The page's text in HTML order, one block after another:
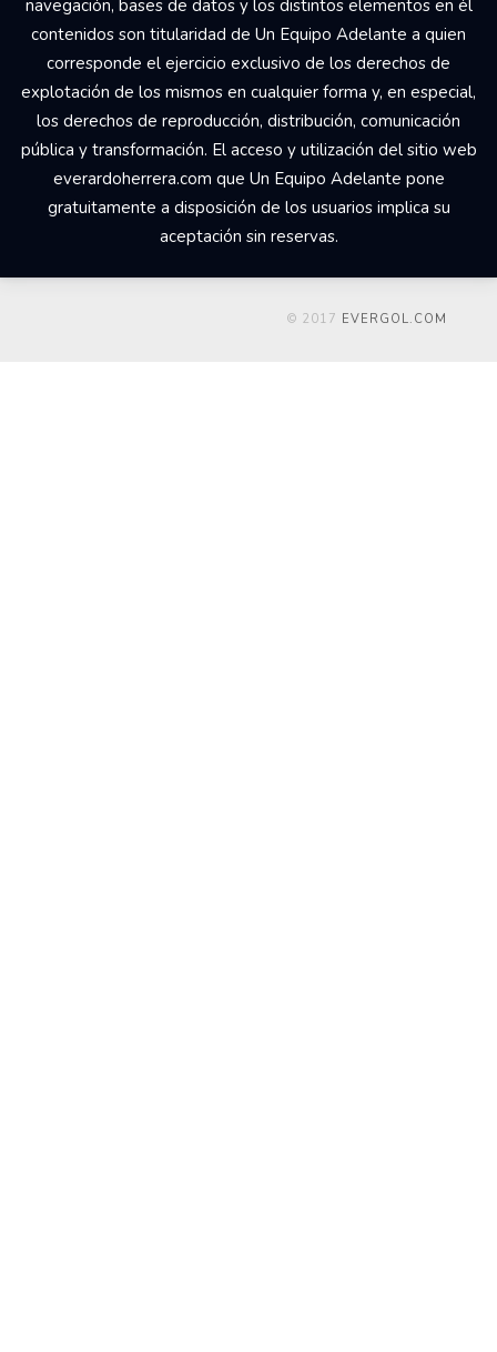
navegación, bases de datos y los distintos elementos en él
contenidos son titularidad de Un Equipo Adelante a quien
corresponde el ejercicio exclusivo de los derechos de
explotación de los mismos en cualquier forma y, en especial,
los derechos de reproducción, distribución, comunicación
pública y transformación. El acceso y utilización del sitio web
everardoherrera.com que Un Equipo Adelante pone
gratuitamente a disposición de los usuarios implica su
aceptación sin reservas.
© 2017 EVERGOL.COM